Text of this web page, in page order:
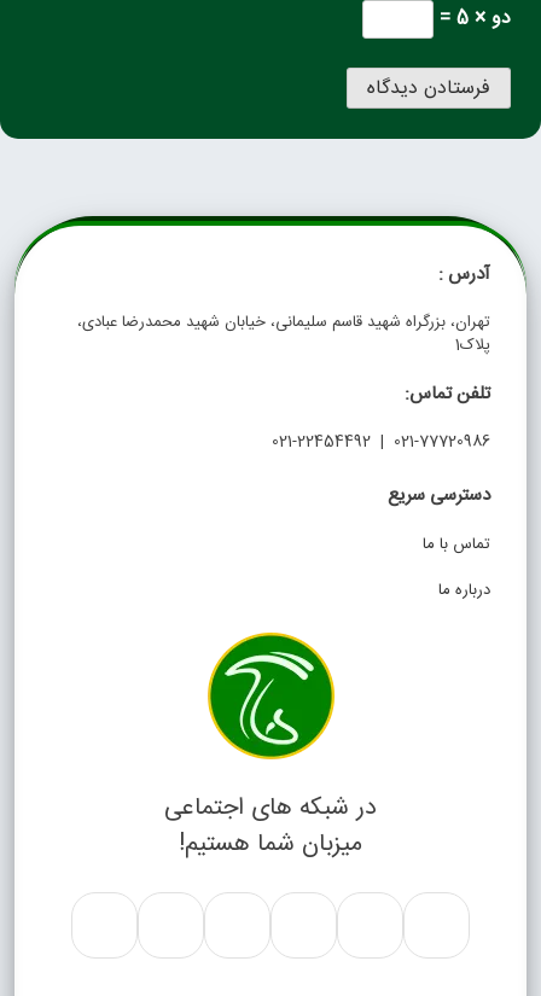
دو × 5 =
آدرس :
تهران، بزرگراه شهید قاسم سلیمانی، خیابان شهید محمدرضا عبادی،
پلاک1
تلفن تماس:
021-77720986 | 021-22454492
دسترسی سریع
تماس با ما
درباره ما
در شبکه های اجتماعی
میزبان شما هستیم!